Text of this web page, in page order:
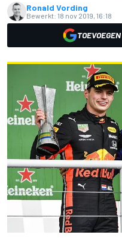
Ronald Vording
Bewerkt: 18 nov 2019, 16:18